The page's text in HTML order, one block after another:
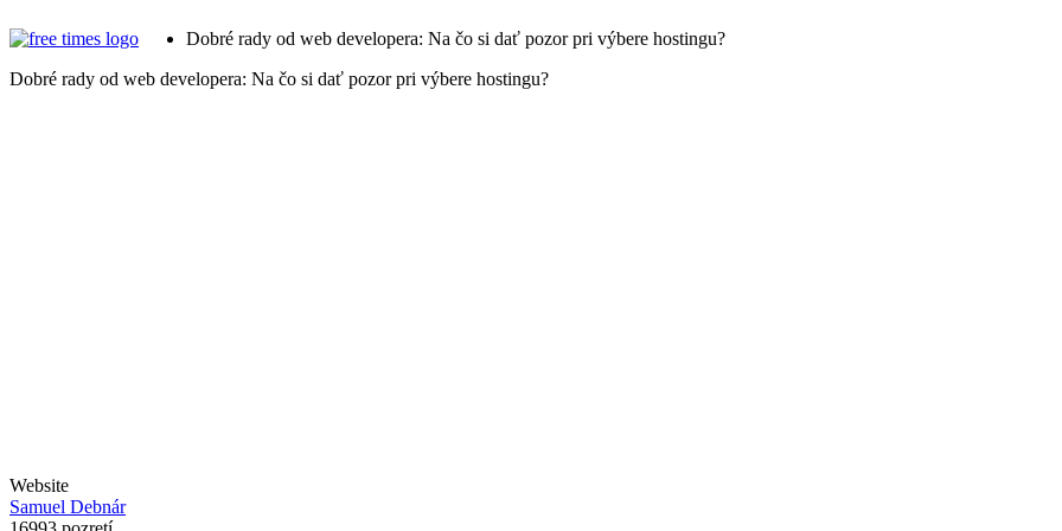
Dobré rady od web developera: Na čo si dať pozor pri výbere hostingu?
Dobré rady od web developera: Na čo si dať pozor pri výbere hostingu?
Website
Samuel Debnár